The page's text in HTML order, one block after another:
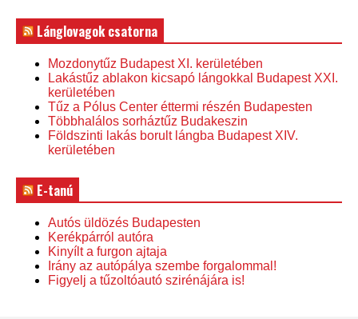
Lánglovagok csatorna
Mozdonytűz Budapest XI. kerületében
Lakástűz ablakon kicsapó lángokkal Budapest XXI.
kerületében
Tűz a Pólus Center éttermi részén Budapesten
Többhalálos sorháztűz Budakeszin
Földszinti lakás borult lángba Budapest XIV.
kerületében
E-tanú
Autós üldözés Budapesten
Kerékpárról autóra
Kinyílt a furgon ajtaja
Irány az autópálya szembe forgalommal!
Figyelj a tűzoltóautó szirénájára is!